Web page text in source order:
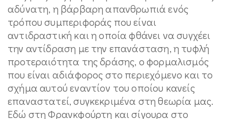
αδύνατη, η βάρβαρη απανθρωπιά ενός
τρόπου συμπεριφοράς που είναι
αντιδραστική και η οποία φθάνει να συγχέει
την αντίδραση με την επανάσταση, η τυφλή
προτεραιότητα της δράσης, ο φορμαλισμός
που είναι αδιάφορος στο περιεχόμενο και το
σχήμα αυτού εναντίον του οποίου κανείς
επαναστατεί, συγκεκριμένα στη θεωρία μας.
Εδώ στη Φρανκφούρτη και σίγουρα στο